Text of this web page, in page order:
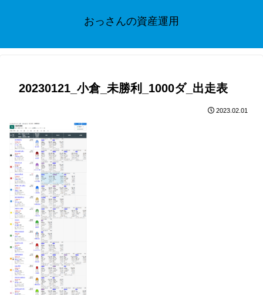
おっさんの資産運用
20230121_小倉_未勝利_1000ダ_出走表
2023.02.01